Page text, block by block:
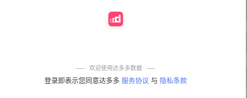
欢迎使用达多多数据
登录即表示您同意达多多 服务协议 与 隐私条款
衣粉轻松搓洗去
污渍除菌除螨3倍
免煮开袋即食劲
艾草抽绳式免撕
垃圾袋大号特厚
50% 4,154